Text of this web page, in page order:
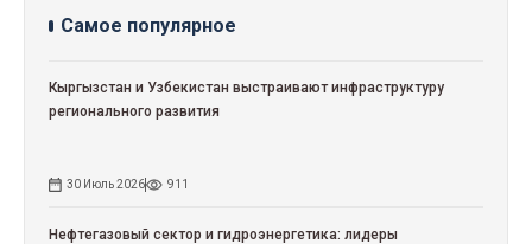
Самое популярное
Кыргызстан и Узбекистан выстраивают инфраструктуру
регионального развития
30 Июль 2026 911
Нефтегазовый сектор и гидроэнергетика: лидеры